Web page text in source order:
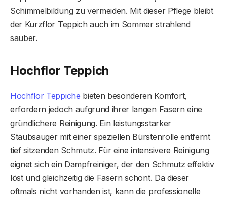
Schimmelbildung zu vermeiden. Mit dieser Pflege bleibt
der Kurzflor Teppich auch im Sommer strahlend
sauber.
Hochflor Teppich
Hochflor Teppiche bieten besonderen Komfort,
erfordern jedoch aufgrund ihrer langen Fasern eine
gründlichere Reinigung. Ein leistungsstarker
Staubsauger mit einer speziellen Bürstenrolle entfernt
tief sitzenden Schmutz. Für eine intensivere Reinigung
eignet sich ein Dampfreiniger, der den Schmutz effektiv
löst und gleichzeitig die Fasern schont. Da dieser
oftmals nicht vorhanden ist, kann die professionelle